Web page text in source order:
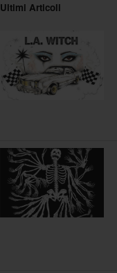
Ultimi Articoli